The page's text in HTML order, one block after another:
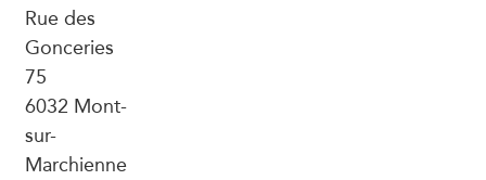
Rue des
Gonceries
75
6032 Mont-
sur-
Marchienne